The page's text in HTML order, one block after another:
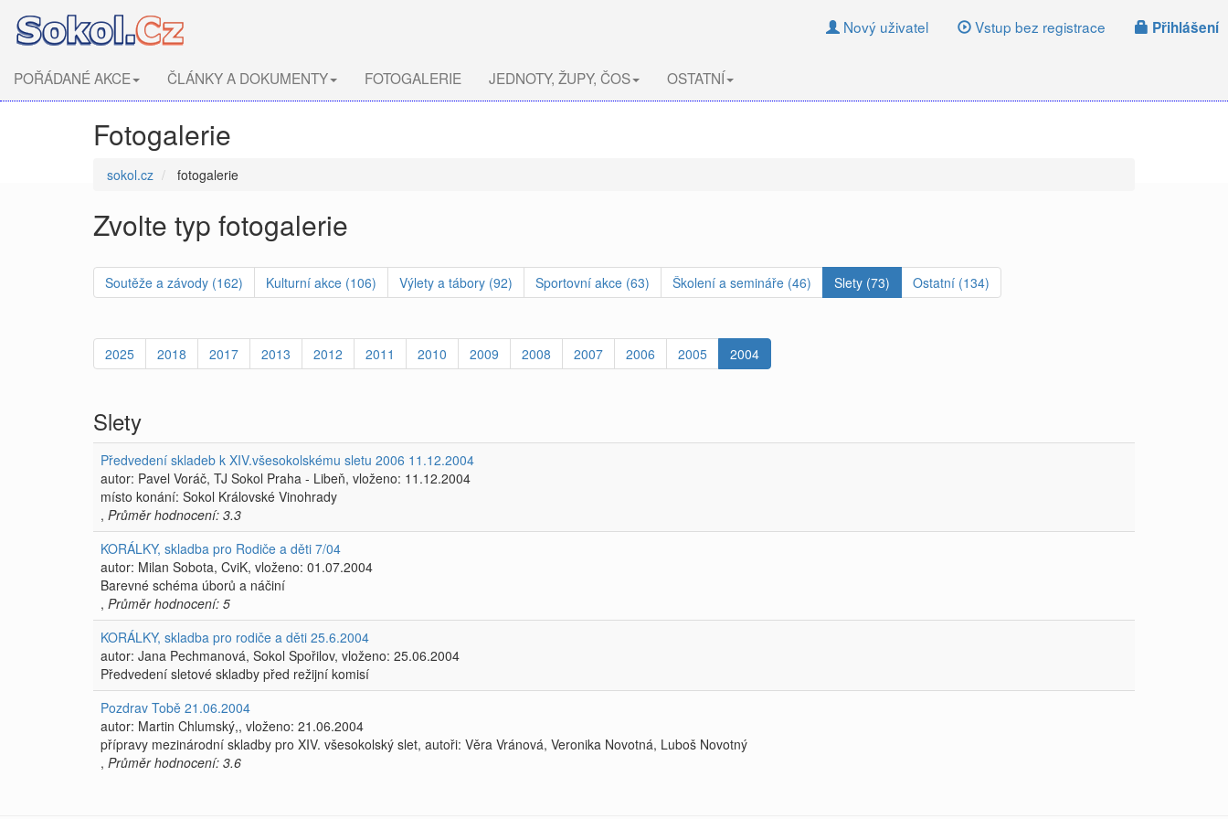
Nový uživatel Vstup bez registrace Přihlášení
POŘÁDANÉ AKCE ČLÁNKY A DOKUMENTY FOTOGALERIE JEDNOTY, ŽUPY, ČOS OSTATNÍ
Fotogalerie
sokol.cz fotogalerie
Zvolte typ fotogalerie
Soutěže a závody (162) Kulturní akce (106) Výlety a tábory (92) Sportovní akce (63) Školení a semináře (46) Slety (73) Ostatní (134)
2025 2018 2017 2013 2012 2011 2010 2009 2008 2007 2006 2005 2004
Slety
Předvedení skladeb k XIV.všesokolskému sletu 2006 11.12.2004
autor: Pavel Voráč, TJ Sokol Praha - Libeň, vloženo: 11.12.2004
místo konání: Sokol Královské Vinohrady
, Průměr hodnocení: 3.3
KORÁLKY, skladba pro Rodiče a děti 7/04
autor: Milan Sobota, CviK, vloženo: 01.07.2004
Barevné schéma úborů a náčiní
, Průměr hodnocení: 5
KORÁLKY, skladba pro rodiče a děti 25.6.2004
autor: Jana Pechmanová, Sokol Spořilov, vloženo: 25.06.2004
Předvedení sletové skladby před režijní komisí
Pozdrav Tobě 21.06.2004
autor: Martin Chlumský,, vloženo: 21.06.2004
přípravy mezinárodní skladby pro XIV. všesokolský slet, autoři: Věra Vránová, Veronika Novotná, Luboš Novotný
, Průměr hodnocení: 3.6